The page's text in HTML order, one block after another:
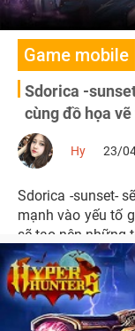
Game mobile
Sdorica -
cùng đồ họa
Hy 23/
Sdorica -sunset-
mạnh vào yếu tố
sẽ tạo nên những